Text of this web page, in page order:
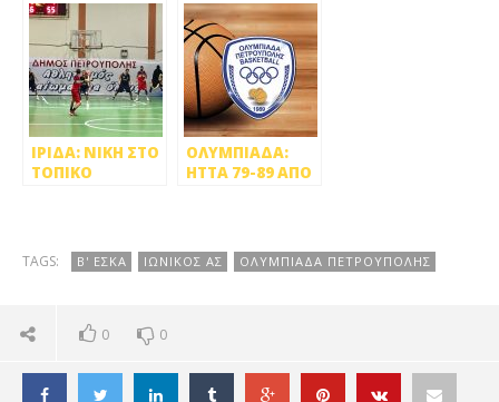
Πολιτεία!
Βριλήσσια
ΙΡΙΔΑ: ΝΙΚΗ ΣΤΟ
ΤΟΠΙΚΟ
ΟΛΥΜΠΙΑΔΑ:
ΗΤΤΑ 79-89 ΑΠΟ
TAGS: Β' ΕΣΚΑ ΙΩΝΙΚΟΣ ΑΣ ΟΛΥΜΠΙΑΔΑ ΠΕΤΡΟΥΠΟΛΗΣ
0 0